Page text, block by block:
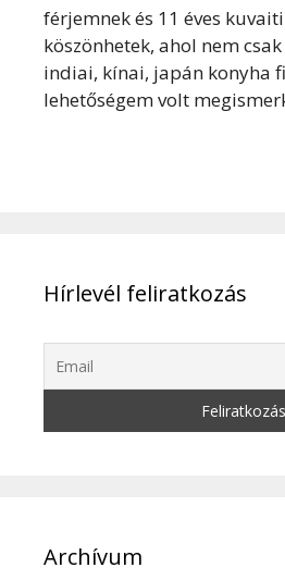
férjemnek és 11 éves
köszönhetek, ahol nem
indiai, kínai, japán konyha
lehetőségem volt
Hírlevél feliratkozás
Archívum